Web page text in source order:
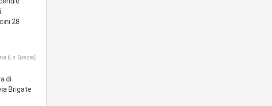
28
(La Spezia)
di
Brigate